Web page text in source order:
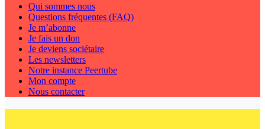
Qui sommes nous
Questions fréquentes (FAQ)
Je m’abonne
Je fais un don
Je deviens sociétaire
Les newsletters
Notre instance Peertube
Mon compte
Nous contacter